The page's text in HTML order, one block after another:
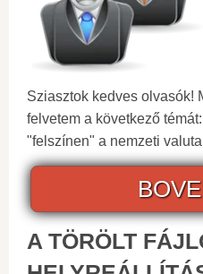
Sziasztok kedves olvasók!
felvetem a következő
"felszínen" a nemzeti
A TÖRÖLT